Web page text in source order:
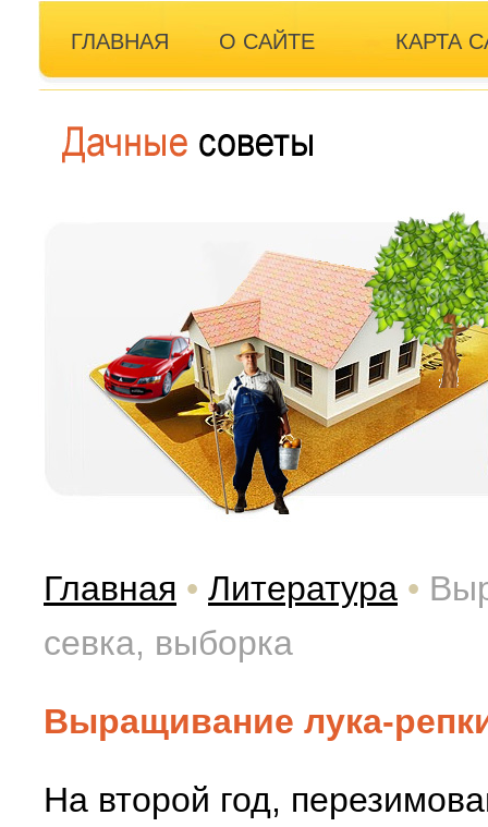
ГЛАВНАЯ О САЙТЕ КАРТА
Главная • Литература •
севка, выборка
Выращивание лука-
На второй год,